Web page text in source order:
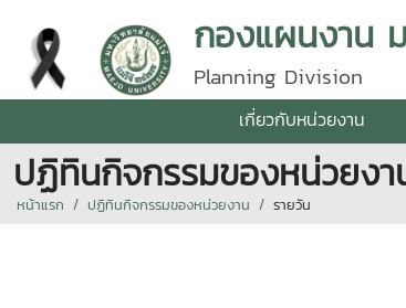
กองแผนงาน
Planning Division
เกี่ยวกับหน่วยงาน
ปฏิทินกิจกรรมของหน่วยงา
หน้าแรก ปฏิทินกิจกรรมของหน่วยงาน รายวัน